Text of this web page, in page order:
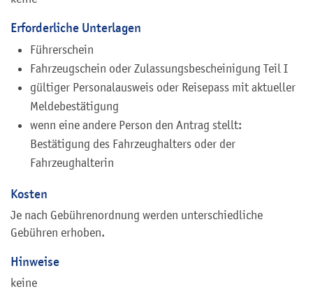
Erforderliche Unterlagen
Führerschein
Fahrzeugschein oder Zulassungsbescheinigung Teil I
gültiger Personalausweis oder Reisepass mit aktueller
Meldebestätigung
wenn eine andere Person den Antrag stellt:
Bestätigung des Fahrzeughalters oder der
Fahrzeughalterin
Kosten
Je nach Gebührenordnung werden unterschiedliche
Gebühren erhoben.
Hinweise
keine